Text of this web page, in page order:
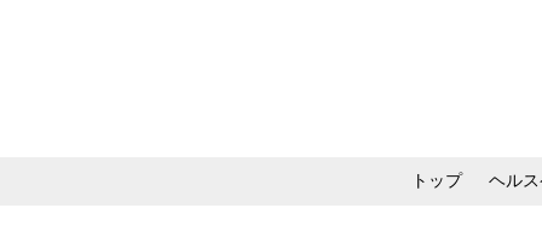
トップ ヘル